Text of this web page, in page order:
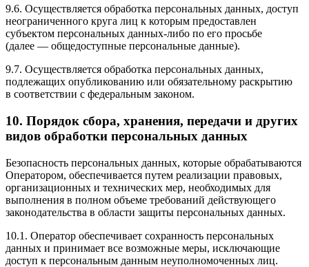
9.6. Осуществляется обработка персональных данных, доступ
неограниченного круга лиц к которым предоставлен
субъектом персональных данных-либо по его просьбе
(далее — общедоступные персональные данные).
9.7. Осуществляется обработка персональных данных,
подлежащих опубликованию или обязательному раскрытию
в соответствии с федеральным законом.
10. Порядок сбора, хранения, передачи и других
видов обработки персональных данных
Безопасность персональных данных, которые обрабатываются
Оператором, обеспечивается путем реализации правовых,
организационных и технических мер, необходимых для
выполнения в полном объеме требований действующего
законодательства в области защиты персональных данных.
10.1. Оператор обеспечивает сохранность персональных
данных и принимает все возможные меры, исключающие
доступ к персональным данным неуполномоченных лиц.